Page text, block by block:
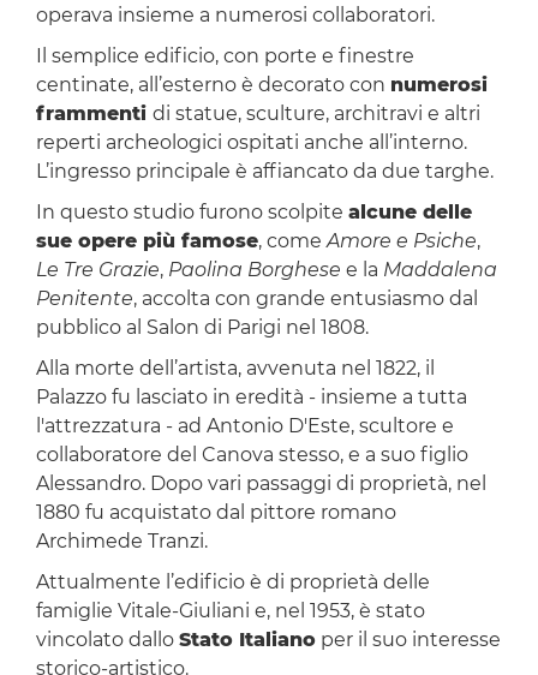
operava insieme a numerosi collaboratori.
Il semplice edificio, con porte e finestre
centinate, all’esterno è decorato con numerosi
frammenti di statue, sculture, architravi e altri
reperti archeologici ospitati anche all’interno.
L’ingresso principale è affiancato da due targhe.
In questo studio furono scolpite alcune delle
sue opere più famose, comeAmore e Psiche,
Le Tre Grazie, Paolina Borghese e la Maddalena
Penitente, accolta con grande entusiasmo dal
pubblico al Salon di Parigi nel 1808.
Alla morte dell’artista, avvenuta nel 1822, il
Palazzo fu lasciato in eredità - insieme a tutta
l'attrezzatura - ad Antonio D'Este, scultore e
collaboratore del Canova stesso, e a suo figlio
Alessandro. Dopo vari passaggi di proprietà, nel
1880 fu acquistato dal pittore romano
Archimede Tranzi.
Attualmente l’edificio è di proprietà delle
famiglie Vitale-Giuliani e, nel 1953, è stato
vincolato dallo Stato Italianoper il suo interesse
storico-artistico.